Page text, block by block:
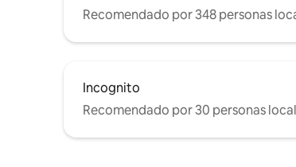
Recomendado por 348 personas
Incognito
Recomendado por 30 personas